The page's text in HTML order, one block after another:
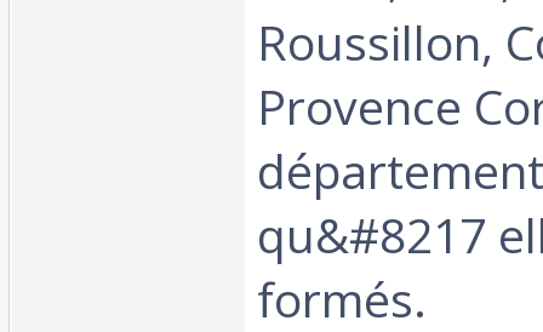
Roussillon,
Provence
qu&#8217
formés.‎